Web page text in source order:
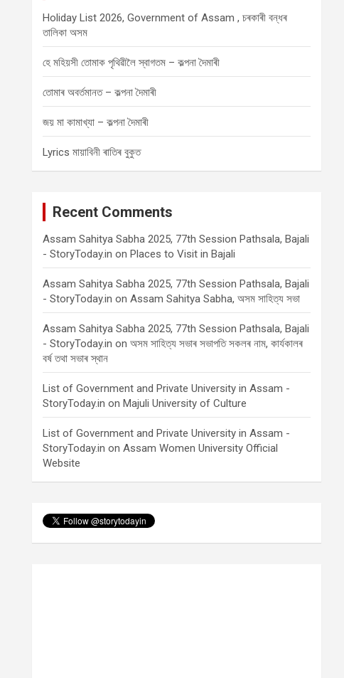
Holiday List 2026, Government of Assam , চৰকাৰী বন্ধৰ
তালিকা অসম
হে মহিয়সী তোমাক পৃথিৱীলৈ স্বাগতম – কল্পনা দৈমাৰী
তোমাৰ অবৰ্তমানত – কল্পনা দৈমাৰী
জয় মা কামাখ্যা – কল্পনা দৈমাৰী
Lyrics মায়াবিনী ৰাতিৰ বুকুত
Recent Comments
Assam Sahitya Sabha 2025, 77th Session Pathsala, Bajali
- StoryToday.in onPlaces to Visit in Bajali
Assam Sahitya Sabha 2025, 77th Session Pathsala, Bajali
- StoryToday.in onAssam Sahitya Sabha, অসম সাহিত্য সভা
Assam Sahitya Sabha 2025, 77th Session Pathsala, Bajali
- StoryToday.in onঅসম সাহিত্য সভাৰ সভাপতি সকলৰ নাম, কাৰ্যকালৰ
বৰ্ষ তথা সভাৰ স্থান
List of Government and Private University in Assam -
StoryToday.in onMajuli University of Culture
List of Government and Private University in Assam -
StoryToday.in onAssam Women University Official
Website